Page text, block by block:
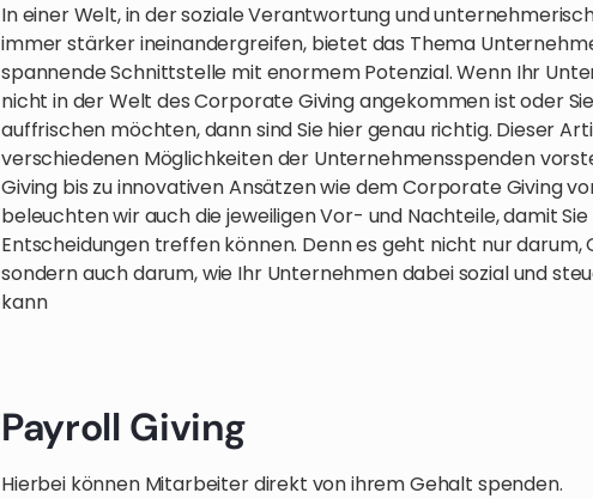
In einer Welt, in der soziale Verantwortung und
immer stärker ineinandergreifen, bietet das Thema
spannende Schnittstelle mit enormem Potenzial. Wenn Ihr
nicht in der Welt des Corporate Giving angekommen ist oder
auffrischen möchten, dann sind Sie hier genau richtig. Dieser
verschiedenen Möglichkeiten der Unternehmensspenden
Giving bis zu innovativen Ansätzen wie dem Corporate Giving
beleuchten wir auch die jeweiligen Vor- und Nachteile, damit
Entscheidungen treffen können. Denn es geht nicht nur darum,
sondern auch darum, wie Ihr Unternehmen dabei sozial und
kann
Payroll Giving
Hierbei können Mitarbeiter direkt von ihrem Gehalt spenden.